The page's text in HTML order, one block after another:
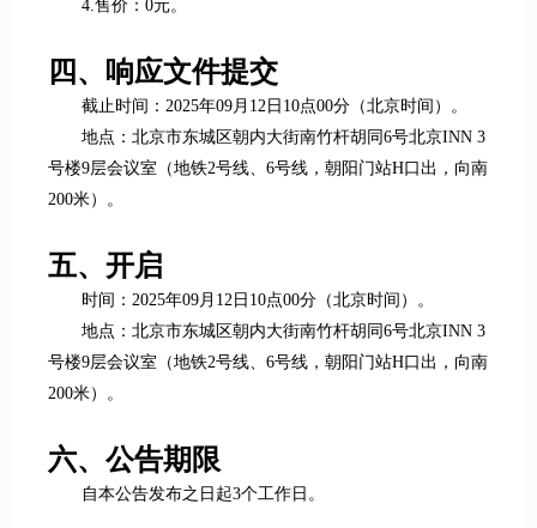
4.售价：0元。
四、响应文件提交
截止时间：2025年09月12日10点00分（北京时间）。
地点：北京市东城区朝内大街南竹杆胡同6号北京INN 3
号楼9层会议室（地铁2号线、6号线，朝阳门站H口出，向南
200米）。
五、开启
时间：2025年09月12日10点00分（北京时间）。
地点：北京市东城区朝内大街南竹杆胡同6号北京INN 3
号楼9层会议室（地铁2号线、6号线，朝阳门站H口出，向南
200米）。
六、公告期限
自本公告发布之日起3个工作日。